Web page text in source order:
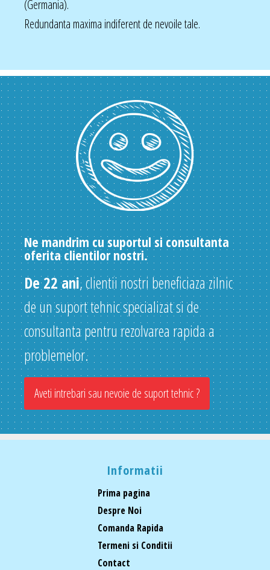
(Germania).
Redundanta maxima indiferent de nevoile tale.
Ne mandrim cu suportul si consultanta
oferita clientilor nostri.
De 22 ani, clientii nostri beneficiaza zilnic
de un suport tehnic specializat si de
consultanta pentru rezolvarea rapida a
problemelor.
Aveti intrebari sau nevoie de suport tehnic ?
Informatii
Prima pagina
Despre Noi
Comanda Rapida
Termeni si Conditii
Contact